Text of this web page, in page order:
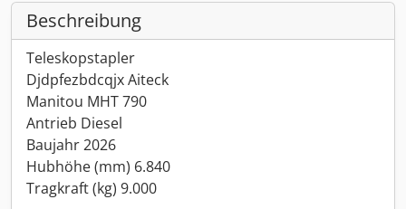
Beschreibung
Teleskopstapler
Djdpfezbdcqjx Aiteck
Manitou MHT 790
Antrieb Diesel
Baujahr 2026
Hubhöhe (mm) 6.840
Tragkraft (kg) 9.000